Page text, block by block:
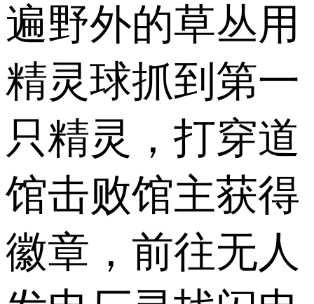
遍野外的草丛用
精灵球抓到第一
只精灵，打穿道
馆击败馆主获得
徽章，前往无人